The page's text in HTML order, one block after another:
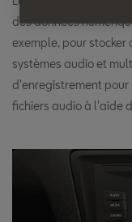
des données
exemple, pour stocker
systèmes audio et
d'enregistrement pour
fichiers audio à l'aide